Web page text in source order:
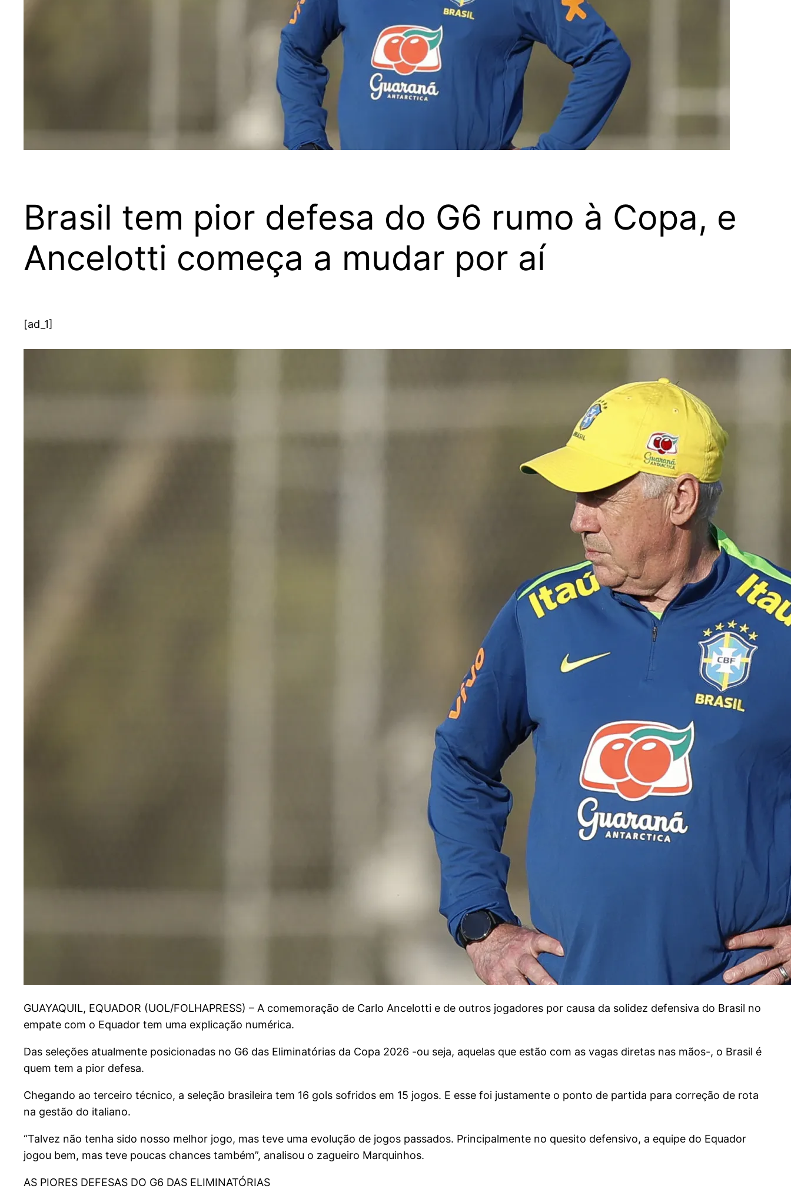
Brasil tem pior defesa do G6 rumo à Copa, e
Ancelotti começa a mudar por aí
[ad_1]
GUAYAQUIL, EQUADOR (UOL/FOLHAPRESS) – A comemoração de Carlo Ancelotti e de outros jogadores por causa da solidez defensiva do Brasil no
empate com o Equador tem uma explicação numérica.
Das seleções atualmente posicionadas no G6 das Eliminatórias da Copa 2026 -ou seja, aquelas que estão com as vagas diretas nas mãos-, o Brasil é
quem tem a pior defesa.
Chegando ao terceiro técnico, a seleção brasileira tem 16 gols sofridos em 15 jogos. E esse foi justamente o ponto de partida para correção de rota
na gestão do italiano.
“Talvez não tenha sido nosso melhor jogo, mas teve uma evolução de jogos passados. Principalmente no quesito defensivo, a equipe do Equador
jogou bem, mas teve poucas chances também”, analisou o zagueiro Marquinhos.
AS PIORES DEFESAS DO G6 DAS ELIMINATÓRIAS